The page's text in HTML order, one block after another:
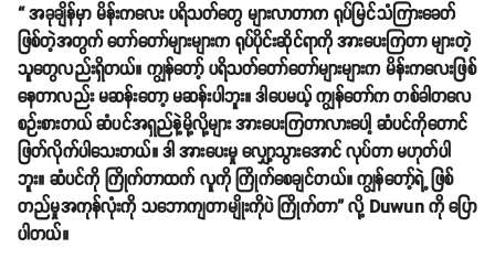
“ အခုချိန်မှာ မိန်းကလေး ပရိသတ်တွေ များလာတာက ရုပ်မြင်သံကြားခေတ်
ဖြစ်တဲ့အတွက် တော်တော်များများက ရုပ်ပိုင်းဆိုင်ရာကို အားပေးကြတာ များတဲ့
သူတွေလည်းရှိတယ်။ ကျွန်တော့် ပရိသတ်တော်တော်များများက မိန်းကလေးဖြစ်
နေတာလည်း မဆန်းတော့ မဆန်းပါဘူး။ ဒါပေမယ့် ကျွန်တော်က တစ်ခါတလေ
စဉ်းစားတယ် ဆံပင်အရှည်နဲ့မို့လို့များ အားပေးကြတာလားပေါ့ ဆံပင်ကိုတောင်
ဖြတ်လိုက်ပါသေးတယ်။ ဒါ အားပေးမှု လျှော့သွားအောင် လုပ်တာ မဟုတ်ပါ
ဘူး။ ဆံပင်ကို ကြိုက်တာထက် လူကို ကြိုက်စေချင်တယ်။ ကျွန်တော့်ရဲ့ ဖြစ်
တည်မှုအကုန်လုံးကို သဘောကျတာမျိုးကိုပဲ ကြိုက်တာ” လို့ Duwun ကို ပြော
ပါတယ်။